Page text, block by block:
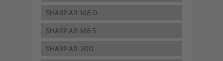
SHARP AR-168 D
SHARP AR-168 S
SHARP AR-200